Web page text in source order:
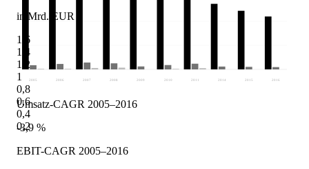
in Mrd. EUR
1,6
1,4
1,2
1
0,8
0,6
0,4
0,2
2005 2006 2007 2008 2009 2010 2011 2014 2015 2016
Umsatz-CAGR 2005–2016
-3,9 %
EBIT-CAGR 2005–2016